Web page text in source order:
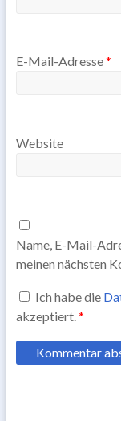
E-Mail-Adresse*
Website
Name, E-Mail-
meinen nächsten
Ich habe die
akzeptiert.*